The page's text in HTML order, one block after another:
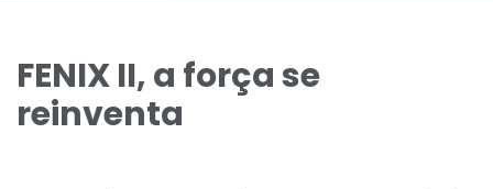
FENIX II, a força se
reinventa